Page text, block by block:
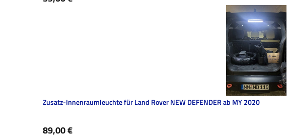
Zusatz-Innenraumleuchte für Land Rover NEW DEFENDER ab MY 2020
Regulärer Preis:
89,00 €